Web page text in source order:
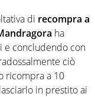
di recompra a
ha
e concludendo con
ciò
ricompra a 10
in prestito ai